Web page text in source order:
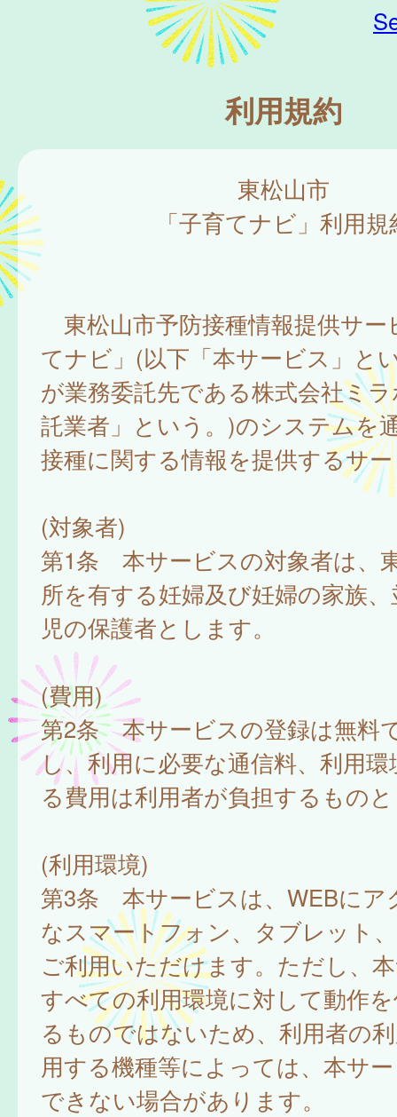
利用規約
東松山市
「子育てナビ」利用規
東松山市予防接種情報提供サー
てナビ」(以下「本サービス」と
が業務委託先である株式会社ミ
託業者」という。)のシステムを
接種に関する情報を提供するサ
(対象者)
第1条 本サービスの対象者は、
所を有する妊婦及び妊婦の家族
児の保護者とします。
(費用)
第2条 本サービスの登録は無料
し、利用に必要な通信料、利用
る費用は利用者が負担するもの
(利用環境)
第3条 本サービスは、WEBにア
なスマートフォン、タブレット
ご利用いただけます。ただし、
すべての利用環境に対して動作
るものではないため、利用者の
用する機種等によっては、本サ
できない場合があります。